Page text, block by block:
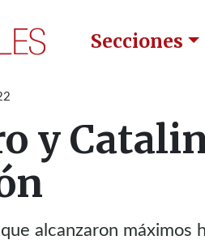
Secciones
y
alcanzaron máximos